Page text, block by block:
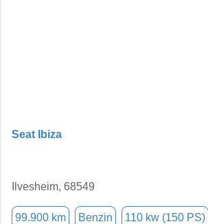
Seat Ibiza
Ilvesheim, 68549
99.900 km Benzin 110 kw (150 PS)